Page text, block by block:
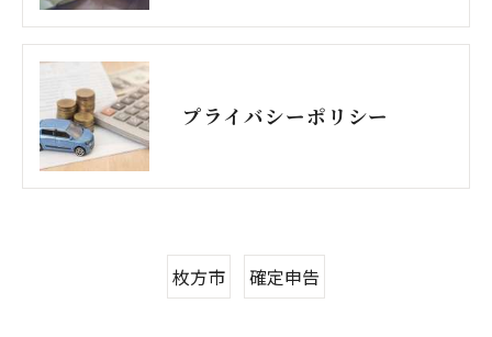
プライバシーポリシー
枚方市 確定申告